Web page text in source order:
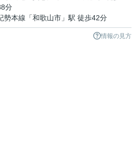
分
勢本線 「和歌山市 」駅 徒歩42分
情報の見方